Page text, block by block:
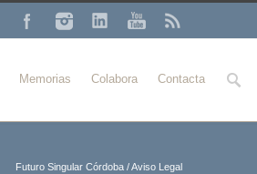
Buscar
Memorias Colabora Contacta
Futuro Singular Córdoba /Aviso Legal